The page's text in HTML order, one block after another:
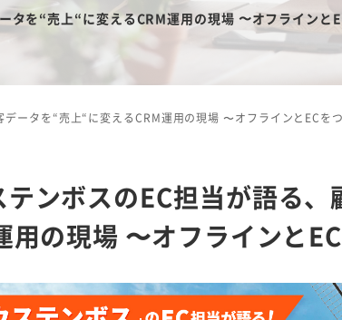
タを“売上“に変えるCRM運用の現場 〜オフラインと
ータを“売上“に変えるCRM運用の現場 〜オフラインとECを
テンボスのEC担当が語る
用の現場 〜オフラインと